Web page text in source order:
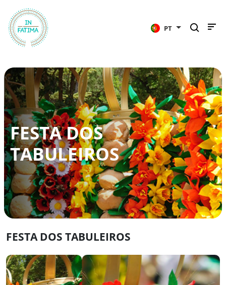
PT
FESTA DOS
TABULEIROS
FESTA DOS TABULEIROS